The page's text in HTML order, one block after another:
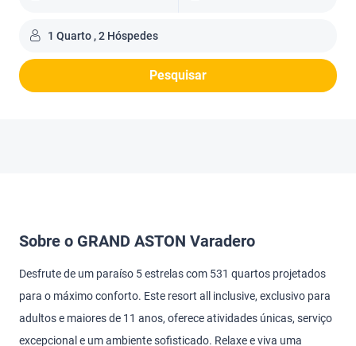
1 Quarto , 2 Hóspedes
Pesquisar
Sobre o GRAND ASTON Varadero
Desfrute de um paraíso 5 estrelas com 531 quartos projetados
para o máximo conforto. Este resort all inclusive, exclusivo para
adultos e maiores de 11 anos, oferece atividades únicas, serviço
excepcional e um ambiente sofisticado. Relaxe e viva uma